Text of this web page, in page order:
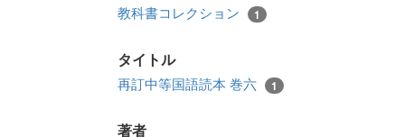
教科書コレクション 1
タイトル
再訂中等国語読本 巻六 1
著者